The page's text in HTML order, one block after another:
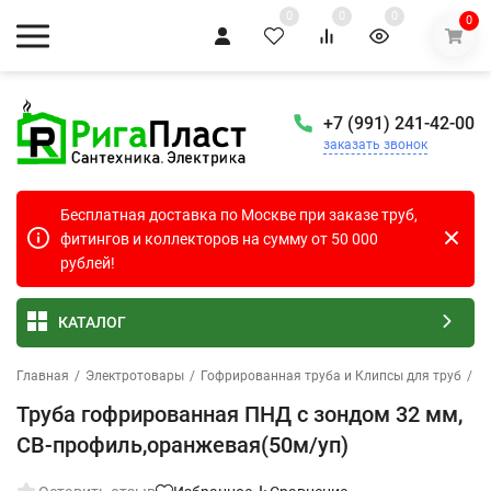
0 0 0 0
+7 (991) 241-42-00
заказать звонок
Бесплатная доставка по Москве при заказе труб,
фитингов и коллекторов на сумму от 50 000
рублей!
КАТАЛОГ
Главная / Электротовары / Гофрированная труба и Клипсы для труб /
Труба гофрированная ПНД с зондом 32 мм,
СВ-профиль,оранжевая(50м/уп)